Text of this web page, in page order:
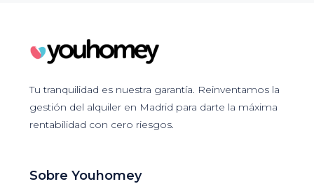
Tu tranquilidad es nuestra garantía. Reinventamos la
gestión del alquiler en Madrid para darte la máxima
rentabilidad con cero riesgos.
Sobre Youhomey